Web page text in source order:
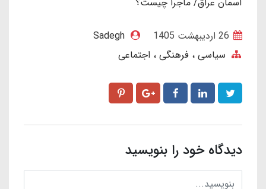
Sadegh
سیاسی ، فرهنگی ، اجتماعی
دیدگاه خود را بنویسید